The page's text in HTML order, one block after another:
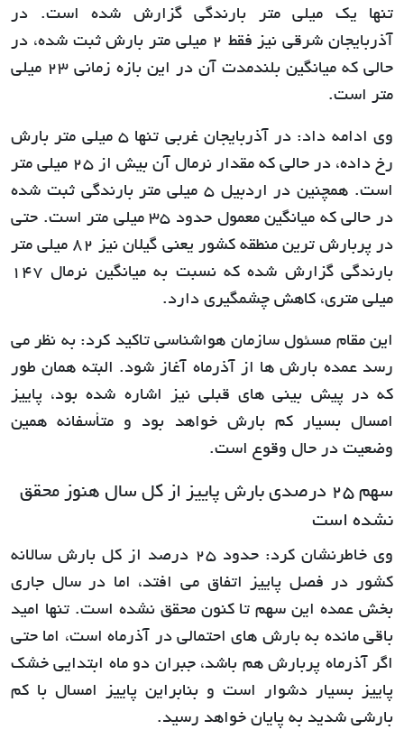
تنها یک میلی متر بارندگی گزارش شده است. در
آذربایجان شرقی نیز فقط 2 میلی متر بارش ثبت شده، در
حالی که میانگین بلندمدت آن در این بازه زمانی 23 میلی
متر است.
وی ادامه داد: در آذربایجان غربی تنها 5 میلی متر بارش
رخ داده، در حالی که مقدار نرمال آن بیش از 25 میلی متر
است. همچنین در اردبیل 5 میلی متر بارندگی ثبت شده
در حالی که میانگین معمول حدود 35 میلی متر است. حتی
در پربارش ترین منطقه کشور یعنی گیلان نیز 82 میلی متر
بارندگی گزارش شده که نسبت به میانگین نرمال 147
میلی متری، کاهش چشمگیری دارد.
این مقام مسئول سازمان هواشناسی تاکید کرد: به نظر می
رسد عمده بارش ها از آذرماه آغاز شود. البته همان طور
که در پیش بینی های قبلی نیز اشاره شده بود، پاییز
امسال بسیار کم بارش خواهد بود و متأسفانه همین
وضعیت در حال وقوع است.
سهم 25 درصدی بارش پاییز از کل سال هنوز محقق
نشده است
وی خاطرنشان کرد: حدود 25 درصد از کل بارش سالانه
کشور در فصل پاییز اتفاق می افتد، اما در سال جاری
بخش عمده این سهم تا کنون محقق نشده است. تنها امید
باقی مانده به بارش های احتمالی در آذرماه است، اما حتی
اگر آذرماه پربارش هم باشد، جبران دو ماه ابتدایی خشک
پاییز بسیار دشوار است و بنابراین پاییز امسال با کم
بارشی شدید به پایان خواهد رسید.